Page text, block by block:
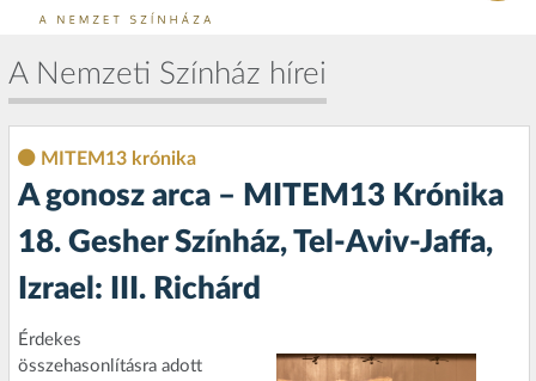
A Nemzeti Színház hírei
MITEM13 krónika
A gonosz arca – MITEM13 Krónika
18. Gesher Színház, Tel-Aviv-Jaffa,
Izrael: III. Richárd
Érdekes
összehasonlításra adott